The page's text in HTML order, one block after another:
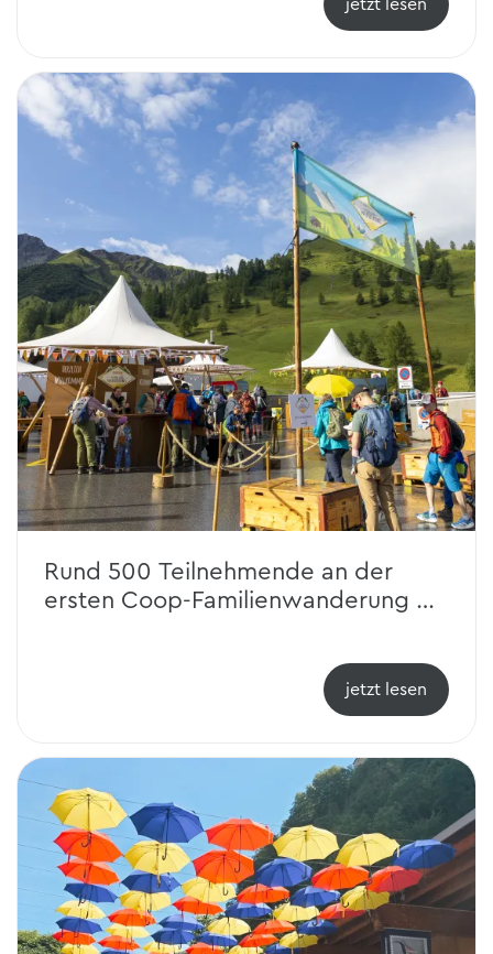
jetzt lesen
Rund 500 Teilnehmende an der
ersten Coop-Familienwanderung in
jetzt lesen